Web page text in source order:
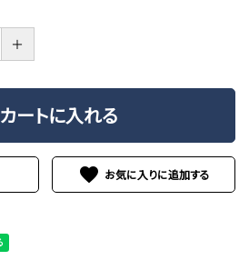
＋
カートに入れる
favorite